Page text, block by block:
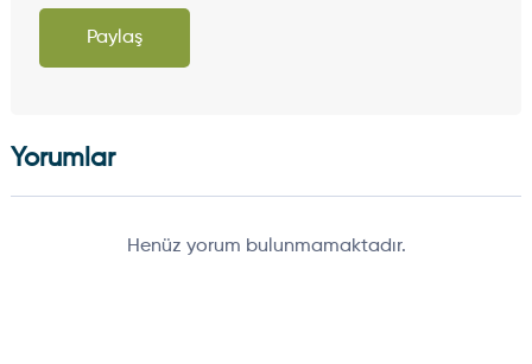
Paylaş
Yorumlar
Henüz yorum bulunmamaktadır.